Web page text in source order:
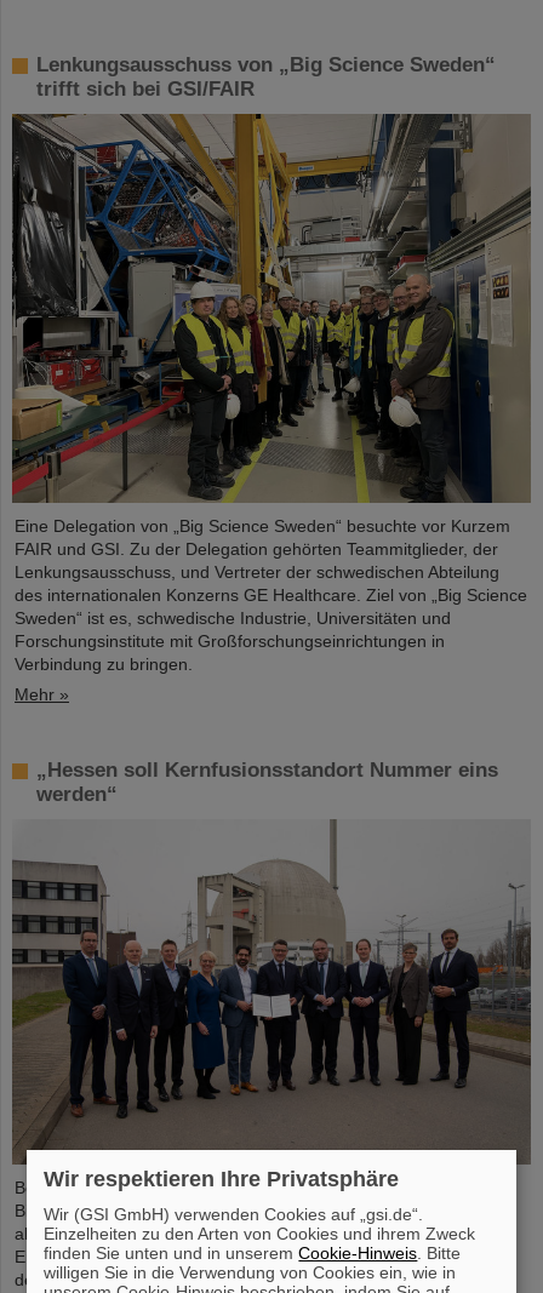
Lenkungsausschuss von „Big Science Sweden“
trifft sich bei GSI/FAIR
Eine Delegation von „Big Science Sweden“ besuchte vor Kurzem
FAIR und GSI. Zu der Delegation gehörten Teammitglieder, der
Lenkungsausschuss, und Vertreter der schwedischen Abteilung
des internationalen Konzerns GE Healthcare. Ziel von „Big Science
Sweden“ ist es, schwedische Industrie, Universitäten und
Forschungsinstitute mit Großforschungseinrichtungen in
Verbindung zu bringen.
Mehr »
„Hessen soll Kernfusionsstandort Nummer eins
werden“
Bei einem Spitzentreffen am ehemaligen Kernkraftwerkstandort
Biblis hat Ministerpräsident Boris Rhein laserbasierte Kernfusion
als Schlüsseltechnologie für eine saubere und wirtschaftliche
Energieversorgung bezeichnet. Auch Professor Thomas Nilsson,
der Wissenschaftliche Geschäftsführer von GSI und FAIR, nahm
Wir respektieren Ihre Privatsphäre
Wir (GSI GmbH) verwenden Cookies auf „gsi.de“.
Einzelheiten zu den Arten von Cookies und ihrem Zweck
finden Sie unten und in unseremCookie-Hinweis . Bitte
willigen Sie in die Verwendung von Cookies ein, wie in